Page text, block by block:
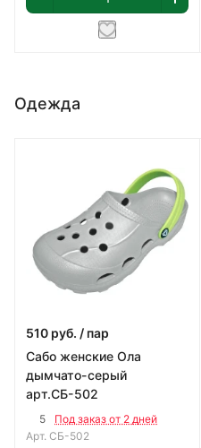
Одежда
510 руб. / пар
Сабо женские Ола
дымчато-серый
арт.СБ-502
5
Под заказ от 2 дней
Арт. СБ-502